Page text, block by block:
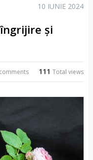
10 IUNIE 2024
și
111Total views